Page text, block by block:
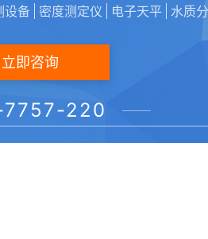
设备 密度测定仪 电子天平 水质
立即咨询
220